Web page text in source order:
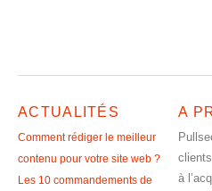
ACTUALITÉS
Comment rédiger le meilleur
contenu pour votre site web ?
Les 10 commandements de
A
à